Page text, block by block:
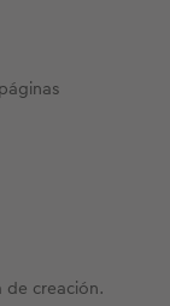
creación.